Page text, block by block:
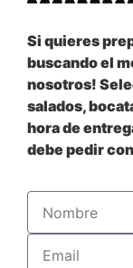
Si quieres
buscando el
nosotros!
salados,
hora de
debe pedir